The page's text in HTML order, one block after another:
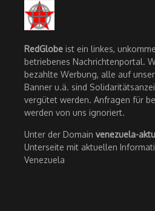
RedGlobe ist ein linkes,
betriebenes Nachrichtenportal.
bezahlte Werbung, alle auf
Banner u.ä. sind
vergütet werden. Anfragen für
werden von uns ignoriert.
Unter der Domain venezuela-
Unterseite mit aktuellen
Venezuela